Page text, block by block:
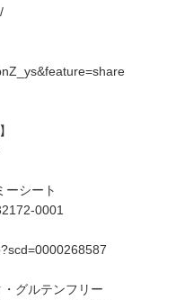
ーシート
0001
グルテンフリー